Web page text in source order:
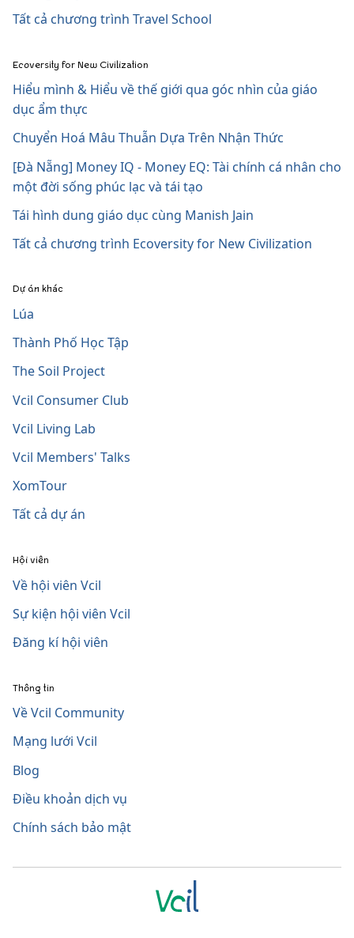
Tất cả chương trình Travel School
Ecoversity for New Civilization
Hiểu mình & Hiểu về thế giới qua góc nhìn của giáo
dục ẩm thực
Chuyển Hoá Mâu Thuẫn Dựa Trên Nhận Thức
[Đà Nẵng] Money IQ - Money EQ: Tài chính cá nhân cho
một đời sống phúc lạc và tái tạo
Tái hình dung giáo dục cùng Manish Jain
Tất cả chương trình Ecoversity for New Civilization
Dự án khác
Lúa
Thành Phố Học Tập
The Soil Project
Vcil Consumer Club
Vcil Living Lab
Vcil Members' Talks
XomTour
Tất cả dự án
Hội viên
Về hội viên Vcil
Sự kiện hội viên Vcil
Đăng kí hội viên
Thông tin
Về Vcil Community
Mạng lưới Vcil
Blog
Điều khoản dịch vụ
Chính sách bảo mật